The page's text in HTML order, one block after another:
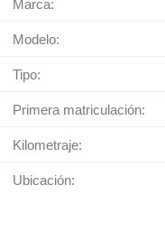
Marca:
Modelo:
Tipo:
Primera matriculación:
Kilometraje:
Ubicación: